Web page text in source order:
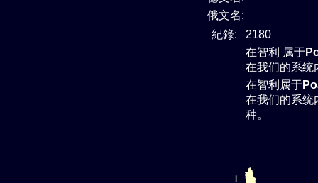
俄文名:
紀錄:
2180
在智利 属于
在我们的系统
在智利属于
在我们的系统
种。